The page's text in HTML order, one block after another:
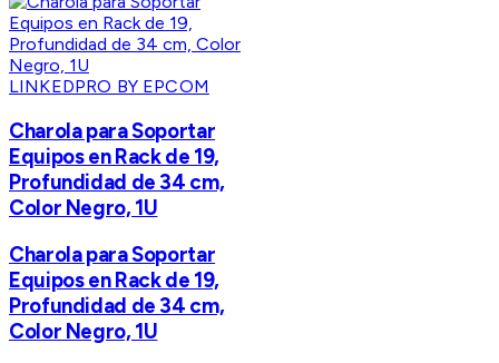
LINKEDPRO BY EPCOM
Charola para Soportar
Equipos en Rack de 19,
Profundidad de 34 cm,
Color Negro, 1U
Charola para Soportar
Equipos en Rack de 19,
Profundidad de 34 cm,
Color Negro, 1U